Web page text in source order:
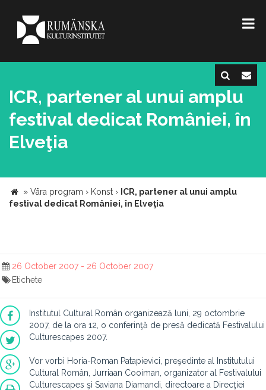
ICR, partener al unui amplu
festival dedicat României, în
Elveţia
» Våra program › Konst › ICR, partener al unui amplu
festival dedicat României, în Elveţia
26 October 2007 - 26 October 2007
Etichete
Institutul Cultural Român organizează luni, 29 octombrie
2007, de la ora 12, o conferinţă de presă dedicată Festivalului
Culturescapes 2007.
Vor vorbi Horia-Roman Patapievici, preşedinte al Institutului
Cultural Român, Jurriaan Cooiman, organizator al Festivalului
Culturescapes şi Saviana Diamandi, directoare a Direcţiei